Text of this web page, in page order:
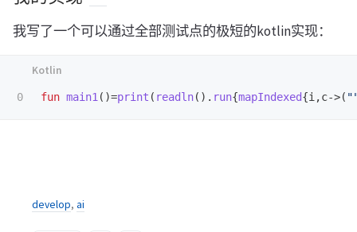
我写了一个可以通过全部测试点的极短的kotlin实现：
fun main1 ()=print ( readln(). run{mapIndexed{i ,c->(
develop, ai